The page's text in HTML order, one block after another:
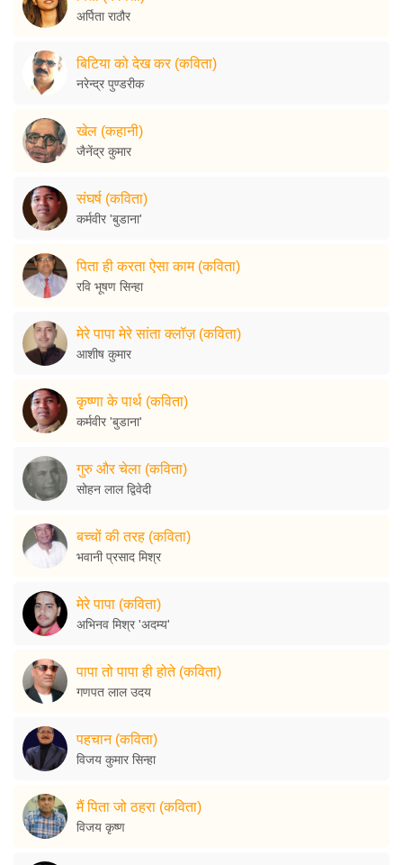
अर्पिता राठौर
बिटिया को देख कर (कविता)
नरेन्द्र पुण्डरीक
खेल (कहानी)
जैनेंद्र कुमार
संघर्ष (कविता)
कर्मवीर 'बुडाना'
पिता ही करता ऐसा काम (कविता)
रवि भूषण सिन्हा
मेरे पापा मेरे सांता क्लॉज़ (कविता)
आशीष कुमार
कृष्णा के पार्थ (कविता)
कर्मवीर 'बुडाना'
गुरु और चेला (कविता)
सोहन लाल द्विवेदी
बच्चों की तरह (कविता)
भवानी प्रसाद मिश्र
मेरे पापा (कविता)
अभिनव मिश्र 'अदम्य'
पापा तो पापा ही होते (कविता)
गणपत लाल उदय
पहचान (कविता)
विजय कुमार सिन्हा
मैं पिता जो ठहरा (कविता)
विजय कृष्ण